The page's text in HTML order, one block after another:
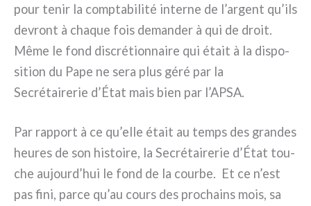
pour tenir la comp­ta­bi­li­té inter­ne de l’argent qu’ils
devront à cha­que fois deman­der à qui de droit.
Même le fond discré­tion­nai­re qui était à la dispo­
si­tion du Pape ne sera plus géré par la
Secrétairerie d’État mais bien par l’APSA.
Par rap­port à ce qu’elle était au temps des gran­des
heu­res de son histoi­re, la Secrétairerie d’État tou­
che aujourd’hui le fond de la cour­be. Et ce n’est
pas fini, par­ce qu’au cours des pro­chains mois, sa